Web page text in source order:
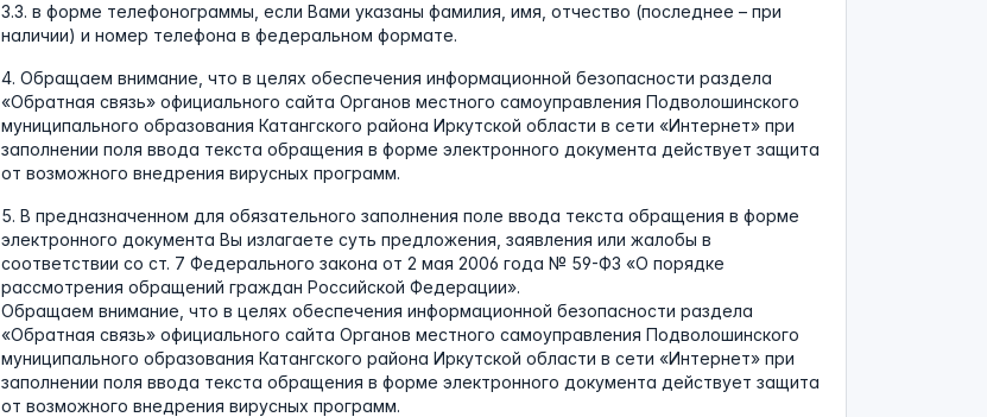
3.3. в форме телефонограммы, если Вами указаны фамилия, имя, отчество (последнее – при
наличии) и номер телефона в федеральном формате.
4. Обращаем внимание, что в целях обеспечения информационной безопасности раздела
«Обратная связь» официального сайта Органов местного самоуправления Подволошинского
муниципального образования Катангского района Иркутской области в сети «Интернет» при
заполнении поля ввода текста обращения в форме электронного документа действует защита
от возможного внедрения вирусных программ.
5. В предназначенном для обязательного заполнения поле ввода текста обращения в форме
электронного документа Вы излагаете суть предложения, заявления или жалобы в
соответствии со ст. 7 Федерального закона от 2 мая 2006 года № 59-ФЗ «О порядке
рассмотрения обращений граждан Российской Федерации».
Обращаем внимание, что в целях обеспечения информационной безопасности раздела
«Обратная связь» официального сайта Органов местного самоуправления Подволошинского
муниципального образования Катангского района Иркутской области в сети «Интернет» при
заполнении поля ввода текста обращения в форме электронного документа действует защита
от возможного внедрения вирусных программ.